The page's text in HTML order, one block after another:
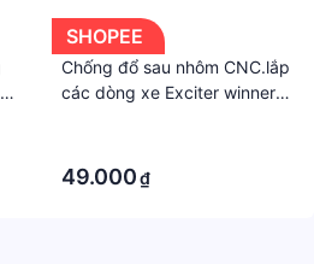
SHOPEE
Chống đổ sau nhôm CNC.lắp
các dòng xe Exciter winner
49.000₫